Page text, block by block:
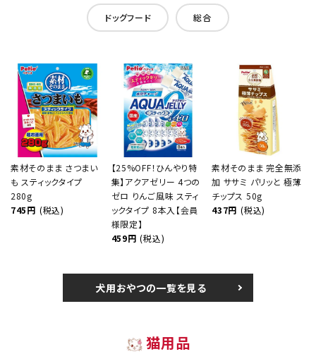
ドッグフード 総合
素材そのまま さつまい
も スティックタイプ
280g
745円 (税込)
【25%OFF！ひんやり特
集】アクアゼリー 4つの
ゼロ りんご風味 スティ
ックタイプ 8本入【会員
様限定】
459円 (税込)
素材そのまま 完全無添
加 ササミ パリッと 極薄
チップス 50g
437円 (税込)
犬用おやつの一覧を見る
猫用品